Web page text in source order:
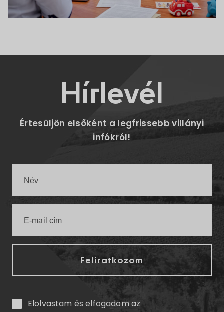
Hírlevél
Értesüljön elsőként a legfrissebb villányi
infókról!
Elolvastam és elfogadom az